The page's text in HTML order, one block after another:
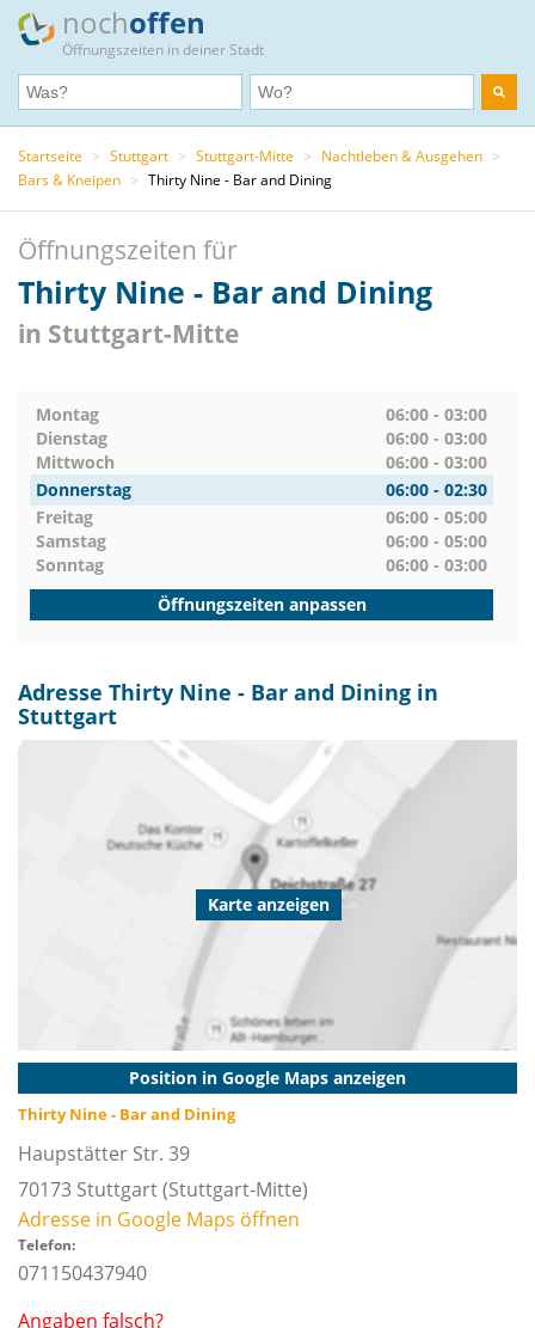
nochoffen
Öffnungszeiten in deiner Stadt
Startseite > Stuttgart > Stuttgart-Mitte > Nachtleben & Ausgehen >
Bars & Kneipen > Thirty Nine - Bar and Dining
Öffnungszeiten für
Thirty Nine - Bar and Dining
in Stuttgart-Mitte
Montag
06:00 - 03:00
Dienstag
06:00 - 03:00
Mittwoch
06:00 - 03:00
Donnerstag
06:00 - 02:30
Freitag
06:00 - 05:00
Samstag
06:00 - 05:00
Sonntag
06:00 - 03:00
Öffnungszeiten anpassen
Adresse Thirty Nine - Bar and Dining in
Stuttgart
Karte anzeigen
Position in Google Maps anzeigen
Thirty Nine - Bar and Dining
Haupstätter Str. 39
70173 Stuttgart(Stuttgart-Mitte)
Adresse in Google Maps öffnen
Telefon:
071150437940
Angaben falsch?